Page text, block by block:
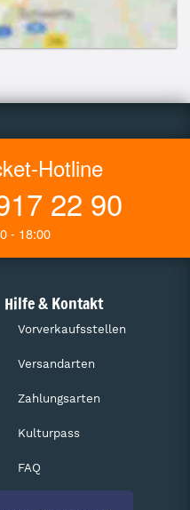
Hotline
22 90
- 18:00
Hilfe & Kontakt
Vorverkaufsstellen
Versandarten
Zahlungsarten
Kulturpass
FAQ